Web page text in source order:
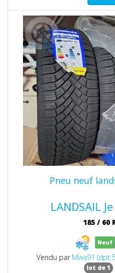
Pneu neuf
LANDSAIL
185 / 60
Neuf
Vendu par Mwa91 (dpt
lot de 1